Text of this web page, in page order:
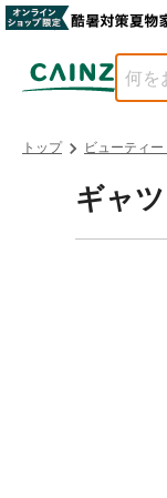
トップ ビューティ
ギャ